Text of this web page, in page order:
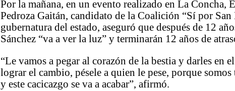
Por la mañana, en un evento realizado en La Concha,
Pedroza Gaitán, candidato de la Coalición “Sí por
gubernatura del estado, aseguró que después de 12
Sánchez “va a ver la luz” y terminarán 12 años de
“Le vamos a pegar al corazón de la bestia y darles en
lograr el cambio, pésele a quien le pese, porque
y este cacicazgo se va a acabar”, afirmó.